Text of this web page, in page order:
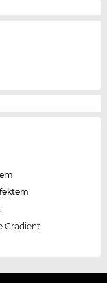
Gradient